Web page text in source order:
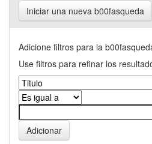
Iniciar una nueva b00fasqueda
Adicione filtros para la
Use filtros para refinar los